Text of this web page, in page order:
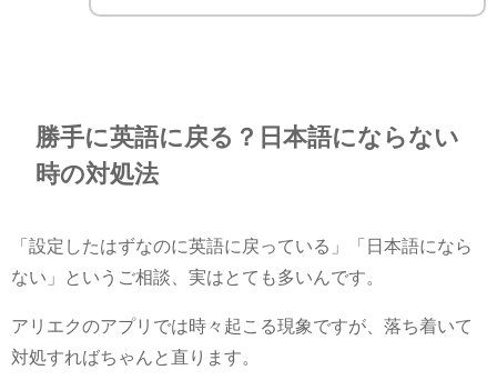
勝手に英語に戻る？日本語にならない
時の対処法
「設定したはずなのに英語に戻っている」「日本語になら
ない」というご相談、実はとても多いんです。
アリエクのアプリでは時々起こる現象ですが、落ち着いて
対処すればちゃんと直ります。